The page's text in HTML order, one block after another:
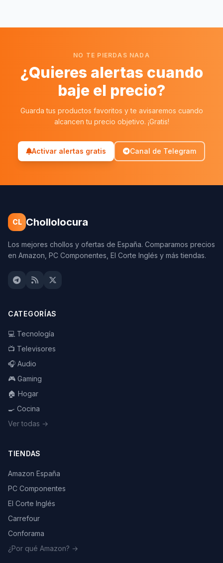
NO TE PIERDAS NADA
¿Quieres alertas cuando
baje el precio?
Guarda tus productos favoritos y te avisaremos cuando
alcancen tu precio objetivo. ¡Gratis!
Activar alertas gratis Canal de Telegram
CL Chollolocura
Los mejores chollos y ofertas de España. Comparamos precios
en Amazon, PC Componentes, El Corte Inglés y más tiendas.
CATEGORÍAS
💻 Tecnología
📺 Televisores
🎧 Audio
🎮 Gaming
🏠 Hogar
🍳 Cocina
Ver todas →
TIENDAS
Amazon España
PC Componentes
El Corte Inglés
Carrefour
Conforama
¿Por qué Amazon? →